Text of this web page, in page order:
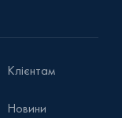
Клієнтам
Новини